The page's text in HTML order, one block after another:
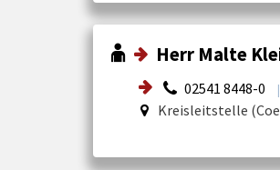
Herr Malte
02541 8448-0 |
Kreisleitstelle